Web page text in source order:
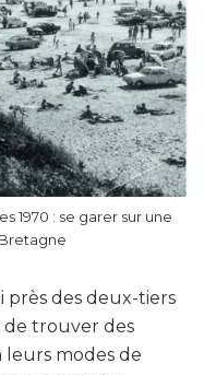
1970 : se garer sur une
près des deux-tiers
de trouver des
modes de